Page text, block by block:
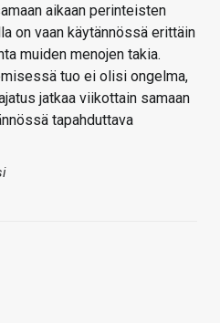
aikaan perinteisten
on vaan käytännössä erittäin
muiden menojen takia.
tuo ei olisi ongelma,
jatkaa viikottain samaan
tapahduttava